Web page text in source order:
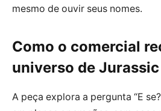
mesmo de ouvir seus nomes.
Como o comercial
universo de
A peça explora a pergunta “E